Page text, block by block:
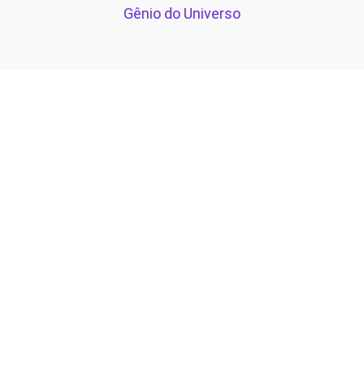
Gênio do Universo